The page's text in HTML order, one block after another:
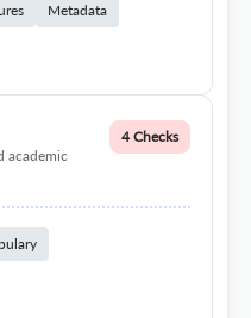
Metadata
academic
4 Checks